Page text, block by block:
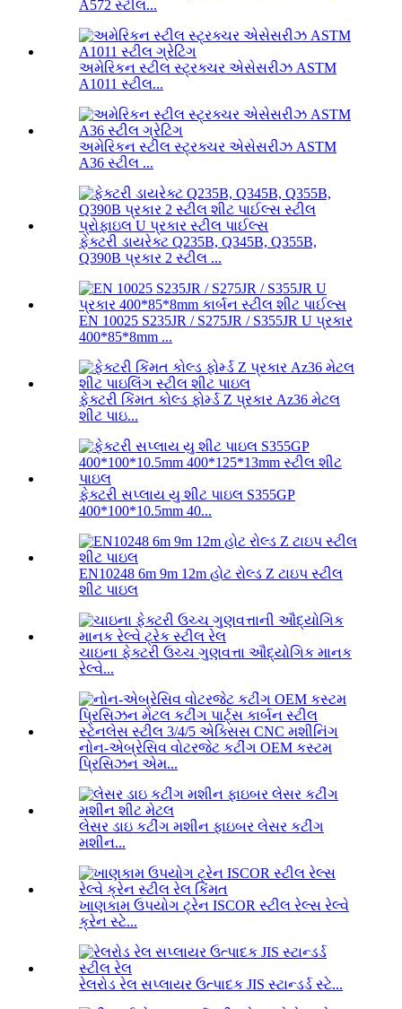
A572 સ્ટીલ...
અમેરિકન સ્ટીલ સ્ટ્રક્ચર એસેસરીઝ ASTM
A1011 સ્ટીલ...
અમેરિકન સ્ટીલ સ્ટ્રક્ચર એસેસરીઝ ASTM
A36 સ્ટીલ ...
ફેક્ટરી ડાયરેક્ટ Q235B, Q345B, Q355B,
Q390B પ્રકાર 2 સ્ટીલ ...
EN 10025 S235JR / S275JR / S355JR U પ્રકાર
400*85*8mm ...
ફેક્ટરી કિંમત કોલ્ડ ફોર્મ્ડ Z પ્રકાર Az36 મેટલ
શીટ પાઇ...
ફેક્ટરી સપ્લાય યુ શીટ પાઇલ S355GP
400*100*10.5mm 40...
EN10248 6m 9m 12m હોટ રોલ્ડ Z ટાઇપ સ્ટીલ
શીટ પાઇલ
ચાઇના ફેક્ટરી ઉચ્ચ ગુણવત્તા ઔદ્યોગિક માનક
રેલ્વે...
નોન-એબ્રેસિવ વોટરજેટ કટીંગ OEM કસ્ટમ
પ્રિસિઝન એમ...
લેસર ડાઇ કટીંગ મશીન ફાઇબર લેસર કટીંગ
મશીન...
ખાણકામ ઉપયોગ ટ્રેન ISCOR સ્ટીલ રેલ્સ રેલ્વે
ક્રેન સ્ટે...
રેલરોડ રેલ સપ્લાયર ઉત્પાદક JIS સ્ટાન્ડર્ડ સ્ટે...